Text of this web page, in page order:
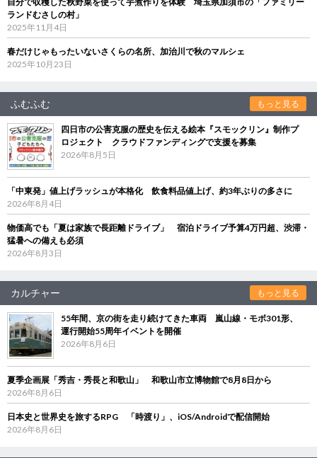
ランドむさしの村」
2025年11月4日
春だけじゃもったいないさくらの名所、加治川で秋のマルシェ
2025年10月23日
ふむふむ もっと見る
四日市の公害克服の歴史を伝える絵本『スモックリン』制作プ
ロジェクト クラウドファンディングで支援を募集
2026年8月5日
「中東発」値上げラッシュが本格化 飲食料品値上げ、約3年ぶりの多さに
2026年8月4日
物価高でも「夏は家族で長距離ドライブ」 宿泊ドライブ予算4万円超、渋滞・
猛暑への備えも必須
2026年8月3日
カルチャー もっと見る
55年間、京の街を走り続けてきた車両 嵐山線・モボ301形、
運行開始55周年イベントを開催
2026年8月6日
夏季企画展「秀吉・秀長と和歌山」 和歌山市立博物館で8月8日から
2026年8月6日
日本史と世界史を旅するRPG 「時渡り」、iOS/Androidで配信開始
2026年8月6日